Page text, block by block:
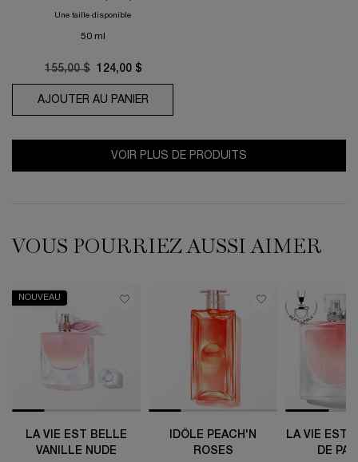
Une taille disponible
50 ml
Old price
155,00 $ New price
124,00 $
AJOUTER AU PANIERLA VIE EST BELLE ROSE
VOIR PLUS DE PRODUITS
VOUS POURRIEZ AUSSI AIMER
NOUVEAU
LA VIE EST BELLE
VANILLE NUDE
IDÔLE PEACH'N
ROSES
LA VIE EST
DE